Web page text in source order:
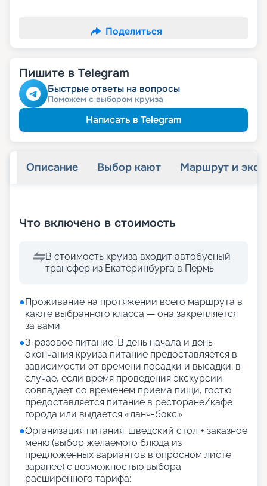
Поделиться
Пишите в Telegram
Быстрые ответы на вопросы
Поможем с выбором круиза
Написать в Telegram
Описание Выбор кают Маршрут и
Что включено в стоимость
В стоимость круиза входит автобусный
трансфер из Екатеринбурга в Пермь
●Проживание на протяжении всего маршрута в
каюте выбранного класса — она закрепляется
за вами
●3-разовое питание. В день начала и день
окончания круиза питание предоставляется в
зависимости от времени посадки и высадки; в
случае, если время проведения экскурсии
совпадает со временем приема пищи, гостю
предоставляется питание в ресторане/кафе
города или выдается «ланч-бокс»
●Организация питания: шведский стол + заказное
меню (выбор желаемого блюда из
предложенных вариантов в опросном листе
заранее) с возможностью выбора
расширенного тарифа: